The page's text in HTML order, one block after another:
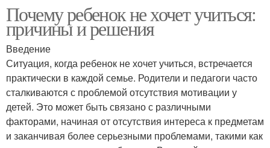
Почему ребенок не хочет учиться:
причины и решения
Введение
Ситуация, когда ребенок не хочет учиться, встречается
практически в каждой семье. Родители и педагоги часто
сталкиваются с проблемой отсутствия мотивации у
детей. Это может быть связано с различными
факторами, начиная от отсутствия интереса к предметам
и заканчивая более серьезными проблемами, такими как